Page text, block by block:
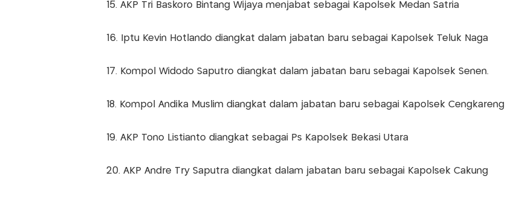
15. AKP Tri Baskoro Bintang Wijaya menjabat sebagai Kapolsek Medan Satria
16. Iptu Kevin Hotlando diangkat dalam jabatan baru sebagai Kapolsek Teluk Naga
17. Kompol Widodo Saputro diangkat dalam jabatan baru sebagai Kapolsek Senen.
18. Kompol Andika Muslim diangkat dalam jabatan baru sebagai Kapolsek Cengkareng
19. AKP Tono Listianto diangkat sebagai Ps Kapolsek Bekasi Utara
20. AKP Andre Try Saputra diangkat dalam jabatan baru sebagai Kapolsek Cakung